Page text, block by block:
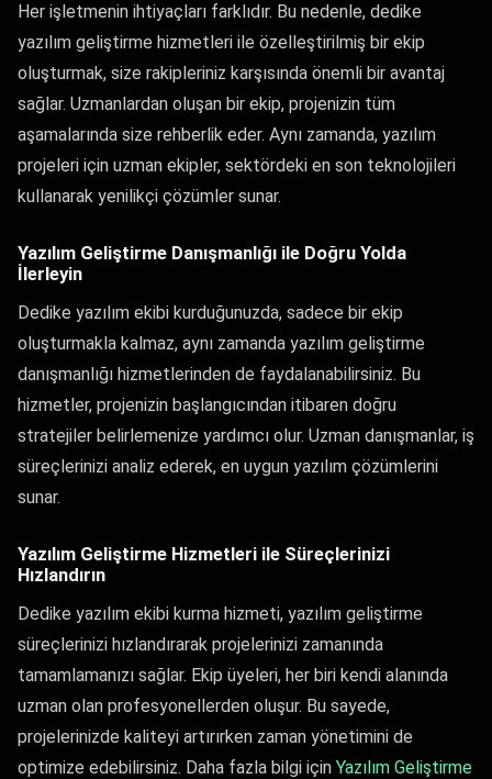
Her işletmenin ihtiyaçları farklıdır. Bu nedenle, dedike
yazılım geliştirme hizmetleri ile özelleştirilmiş bir ekip
oluşturmak, size rakipleriniz karşısında önemli bir avantaj
sağlar. Uzmanlardan oluşan bir ekip, projenizin tüm
aşamalarında size rehberlik eder. Aynı zamanda, yazılım
projeleri için uzman ekipler, sektördeki en son teknolojileri
kullanarak yenilikçi çözümler sunar.
Yazılım Geliştirme Danışmanlığı ile Doğru Yolda
İlerleyin
Dedike yazılım ekibi kurduğunuzda, sadece bir ekip
oluşturmakla kalmaz, aynı zamanda yazılım geliştirme
danışmanlığı hizmetlerinden de faydalanabilirsiniz. Bu
hizmetler, projenizin başlangıcından itibaren doğru
stratejiler belirlemenize yardımcı olur. Uzman danışmanlar, iş
süreçlerinizi analiz ederek, en uygun yazılım çözümlerini
sunar.
Yazılım Geliştirme Hizmetleri ile Süreçlerinizi
Hızlandırın
Dedike yazılım ekibi kurma hizmeti, yazılım geliştirme
süreçlerinizi hızlandırarak projelerinizi zamanında
tamamlamanızı sağlar. Ekip üyeleri, her biri kendi alanında
uzman olan profesyonellerden oluşur. Bu sayede,
projelerinizde kaliteyi artırırken zaman yönetimini de
optimize edebilirsiniz. Daha fazla bilgi için Yazılım Geliştirme